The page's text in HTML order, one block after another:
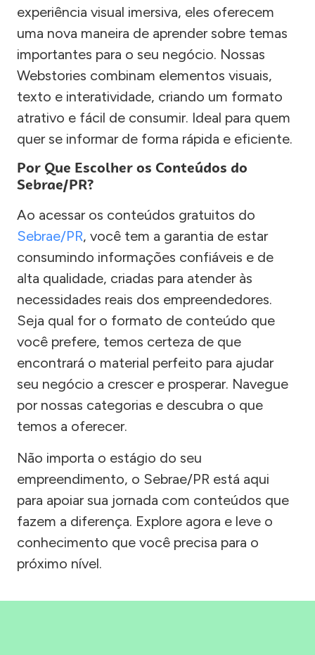
experiência visual imersiva, eles oferecem
uma nova maneira de aprender sobre temas
importantes para o seu negócio. Nossas
Webstories combinam elementos visuais,
texto e interatividade, criando um formato
atrativo e fácil de consumir. Ideal para quem
quer se informar de forma rápida e eficiente.
Por Que Escolher os Conteúdos do
Sebrae/PR?
Ao acessar os conteúdos gratuitos do
Sebrae/PR, você tem a garantia de estar
consumindo informações confiáveis e de
alta qualidade, criadas para atender às
necessidades reais dos empreendedores.
Seja qual for o formato de conteúdo que
você prefere, temos certeza de que
encontrará o material perfeito para ajudar
seu negócio a crescer e prosperar. Navegue
por nossas categorias e descubra o que
temos a oferecer.
Não importa o estágio do seu
empreendimento, o Sebrae/PR está aqui
para apoiar sua jornada com conteúdos que
fazem a diferença. Explore agora e leve o
conhecimento que você precisa para o
próximo nível.